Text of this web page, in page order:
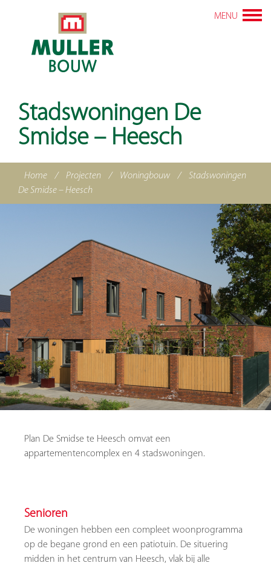
MENU
Stadswoningen De
Smidse – Heesch
Home / Projecten / Woningbouw /
Stadswoningen
De Smidse – Heesch
Plan De Smidse te Heesch omvat een
appartementencomplex en 4 stadswoningen.
Senioren
De woningen hebben een compleet woonprogramma
op de begane grond en een patiotuin. De situering
midden in het centrum van Heesch, vlak bij alle